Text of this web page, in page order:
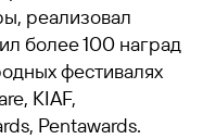
реализовал
более 100 наград
фестивалях
KIAF,
Pentawards.